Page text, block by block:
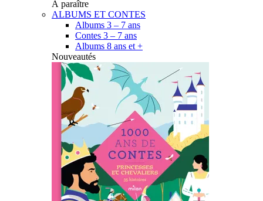
À paraître
ALBUMS ET CONTES
Albums 3 – 7 ans
Contes 3 – 7 ans
Albums 8 ans et +
Nouveautés